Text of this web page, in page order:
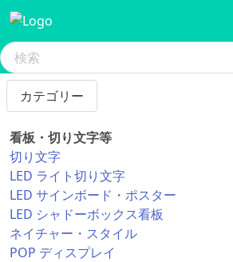
カテゴリー
看板・切り文字等
切り文字
LED ライト切り文字
LED サインボード・ポスター
LED シャドーボックス看板
ネイチャー・スタイル
POP ディスプレイ